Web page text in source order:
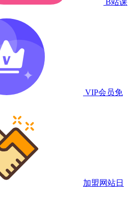
B站课
VIP会员免
加盟网站日